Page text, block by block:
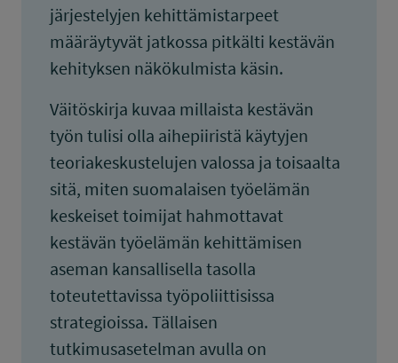
järjestelyjen kehittämistarpeet
määräytyvät jatkossa pitkälti kestävän
kehityksen näkökulmista käsin.
Väitöskirja kuvaa millaista kestävän
työn tulisi olla aihepiiristä käytyjen
teoriakeskustelujen valossa ja toisaalta
sitä, miten suomalaisen työelämän
keskeiset toimijat hahmottavat
kestävän työelämän kehittämisen
aseman kansallisella tasolla
toteutettavissa työpoliittisissa
strategioissa. Tällaisen
tutkimusasetelman avulla on